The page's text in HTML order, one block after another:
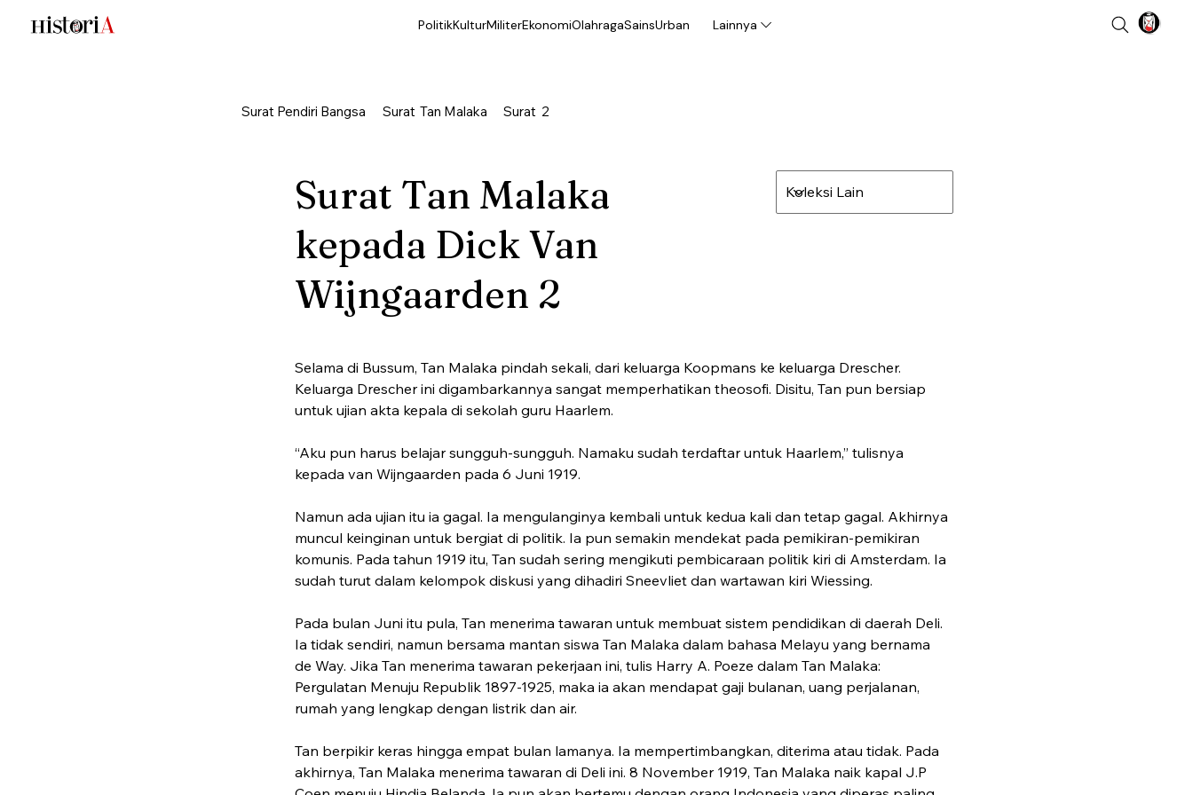
PolitikKulturMiliterEkonomiOlahragaSainsUrban Lainnya
Surat Pendiri Bangsa Surat Tan Malaka Surat 2
Surat Tan Malaka
kepada Dick Van
Wijngaarden 2
Selama di Bussum, Tan Malaka pindah sekali, dari keluarga Koopmans ke keluarga Drescher.
Keluarga Drescher ini digambarkannya sangat memperhatikan theosofi. Disitu, Tan pun bersiap
untuk ujian akta kepala di sekolah guru Haarlem.
“Aku pun harus belajar sungguh-sungguh. Namaku sudah terdaftar untuk Haarlem,” tulisnya
kepada van Wijngaarden pada 6 Juni 1919.
Namun ada ujian itu ia gagal. Ia mengulanginya kembali untuk kedua kali dan tetap gagal. Akhirnya
muncul keinginan untuk bergiat di politik. Ia pun semakin mendekat pada pemikiran-pemikiran
komunis. Pada tahun 1919 itu, Tan sudah sering mengikuti pembicaraan politik kiri di Amsterdam. Ia
sudah turut dalam kelompok diskusi yang dihadiri Sneevliet dan wartawan kiri Wiessing.
Pada bulan Juni itu pula, Tan menerima tawaran untuk membuat sistem pendidikan di daerah Deli.
Ia tidak sendiri, namun bersama mantan siswa Tan Malaka dalam bahasa Melayu yang bernama
de Way. Jika Tan menerima tawaran pekerjaan ini, tulis Harry A. Poeze dalam Tan Malaka:
Pergulatan Menuju Republik 1897-1925, maka ia akan mendapat gaji bulanan, uang perjalanan,
rumah yang lengkap dengan listrik dan air.
Tan berpikir keras hingga empat bulan lamanya. Ia mempertimbangkan, diterima atau tidak. Pada
akhirnya, Tan Malaka menerima tawaran di Deli ini. 8 November 1919, Tan Malaka naik kapal J.P